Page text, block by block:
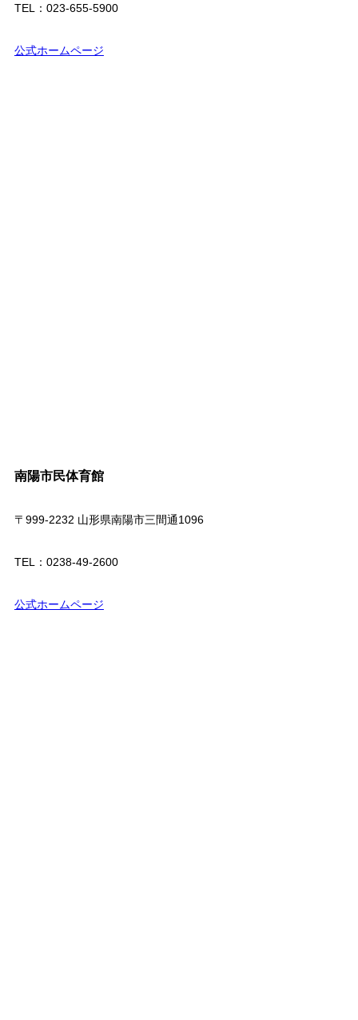
TEL：023-655-5900
公式ホームページ
南陽市民体育館
〒999-2232 山形県南陽市三間通1096
TEL：0238-49-2600
公式ホームページ